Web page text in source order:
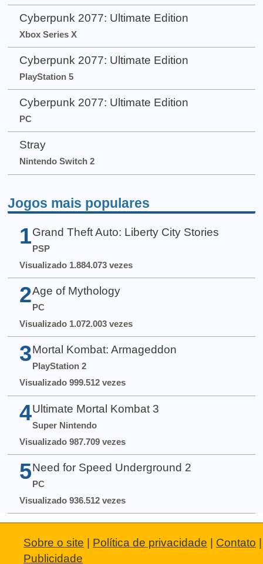
Cyberpunk 2077: Ultimate Edition
Xbox Series X
Cyberpunk 2077: Ultimate Edition
PlayStation 5
Cyberpunk 2077: Ultimate Edition
PC
Stray
Nintendo Switch 2
Jogos mais populares
1 Grand Theft Auto: Liberty City Stories
PSP
Visualizado 1.884.073 vezes
2 Age of Mythology
PC
Visualizado 1.072.003 vezes
3 Mortal Kombat: Armageddon
PlayStation 2
Visualizado 999.512 vezes
4 Ultimate Mortal Kombat 3
Super Nintendo
Visualizado 987.709 vezes
5 Need for Speed Underground 2
PC
Visualizado 936.512 vezes
Sobre o site Política de privacidade Contato
Publicidade